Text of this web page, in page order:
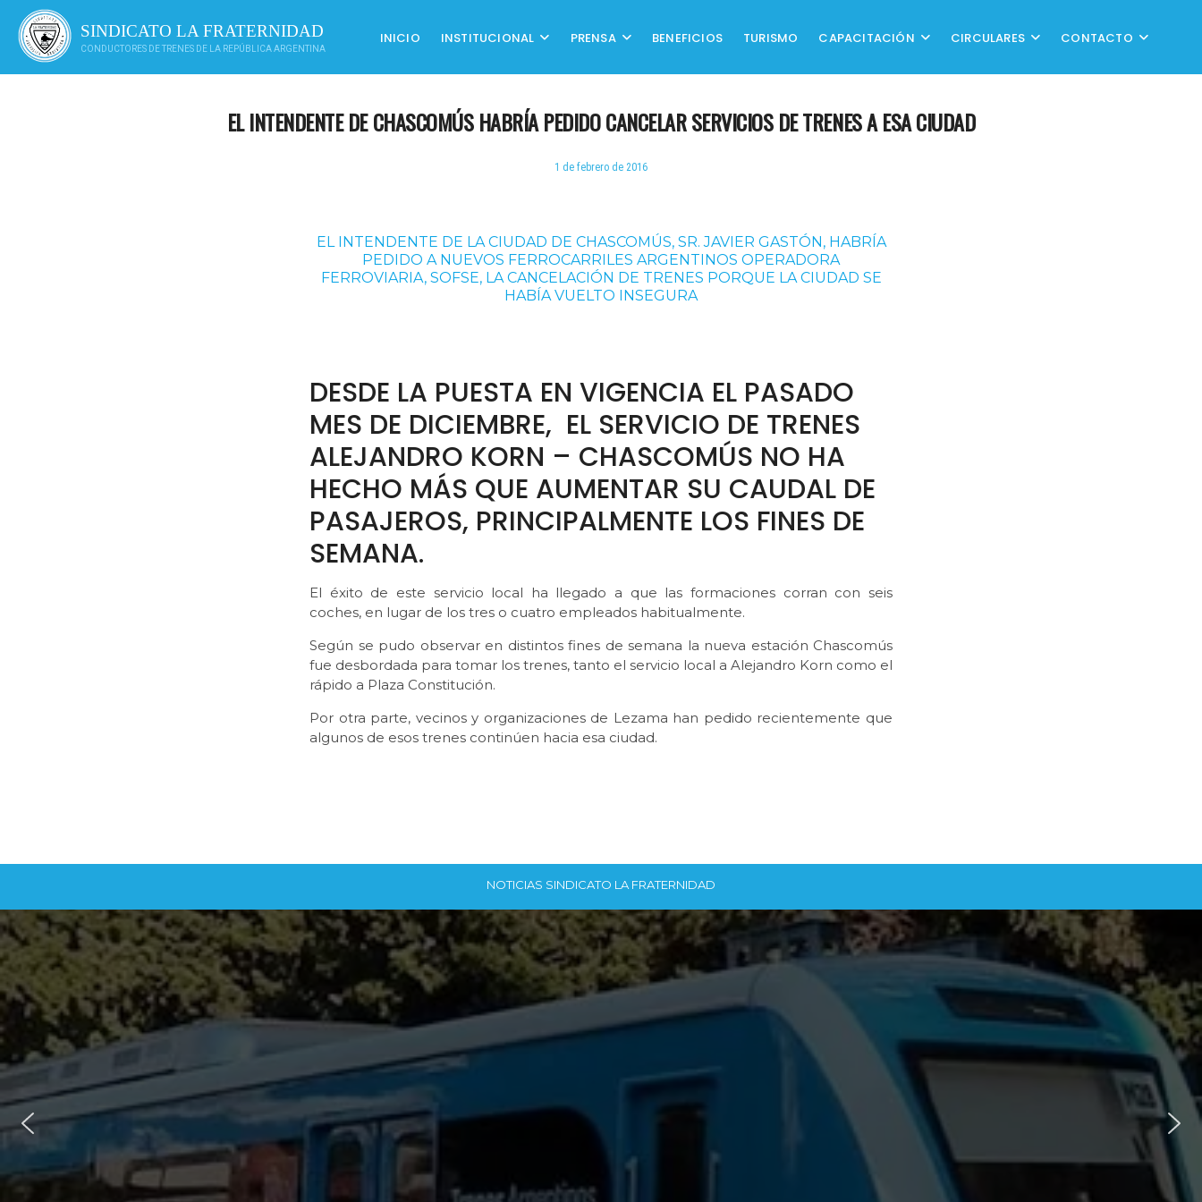
contenido
SINDICATO LA FRATERNIDAD
CONDUCTORES DE TRENES DE LA REPÚBLICA ARGENTINA
INICIO INSTITUCIONAL PRENSA BENEFICIOS TURISMO CAPACITACIÓN CIRCULARES CONTACTO
EL INTENDENTE DE CHASCOMÚS HABRÍA PEDIDO CANCELAR SERVICIOS DE TRENES A ESA CIUDAD
1 de febrero de 2016
EL INTENDENTE DE LA CIUDAD DE CHASCOMÚS, SR. JAVIER GASTÓN, HABRÍA
PEDIDO A NUEVOS FERROCARRILES ARGENTINOS OPERADORA
FERROVIARIA, SOFSE, LA CANCELACIÓN DE TRENES PORQUE LA CIUDAD SE
HABÍA VUELTO INSEGURA
DESDE LA PUESTA EN VIGENCIA EL PASADO
MES DE DICIEMBRE, EL SERVICIO DE TRENES
ALEJANDRO KORN – CHASCOMÚS NO HA
HECHO MÁS QUE AUMENTAR SU CAUDAL DE
PASAJEROS, PRINCIPALMENTE LOS FINES DE
SEMANA.
El éxito de este servicio local ha llegado a que las formaciones corran con seis
coches, en lugar de los tres o cuatro empleados habitualmente.
Según se pudo observar en distintos fines de semana la nueva estación Chascomús
fue desbordada para tomar los trenes, tanto el servicio local a Alejandro Korn como el
rápido a Plaza Constitución.
Por otra parte, vecinos y organizaciones de Lezama han pedido recientemente que
algunos de esos trenes continúen hacia esa ciudad.
NOTICIAS SINDICATO LA FRATERNIDAD